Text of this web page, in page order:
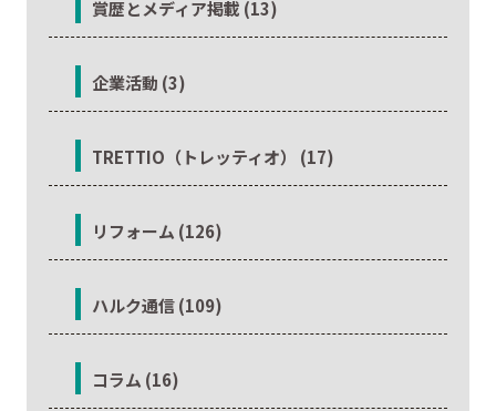
賞歴とメディア掲載 (13)
企業活動 (3)
TRETTIO（トレッティオ） (17)
リフォーム (126)
ハルク通信 (109)
コラム (16)